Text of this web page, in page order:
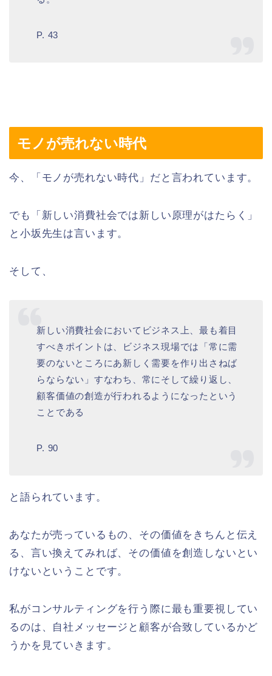
P. 43
モノが売れない時代
今、「モノが売れない時代」だと言われています。
でも「新しい消費社会では新しい原理がはたらく」
と小坂先生は言います。
そして、
新しい消費社会においてビジネス上、最も着目
すべきポイントは、ビジネス現場では「常に需
要のないところにあ新しく需要を作り出さねば
らならない」すなわち、常にそして繰り返し、
顧客価値の創造が行われるようになったという
ことである
P. 90
と語られています。
あなたが売っているもの、その価値をきちんと伝え
る、言い換えてみれば、その価値を創造しないとい
けないということです。
私がコンサルティングを行う際に最も重要視してい
るのは、自社メッセージと顧客が合致しているかど
うかを見ていきます。